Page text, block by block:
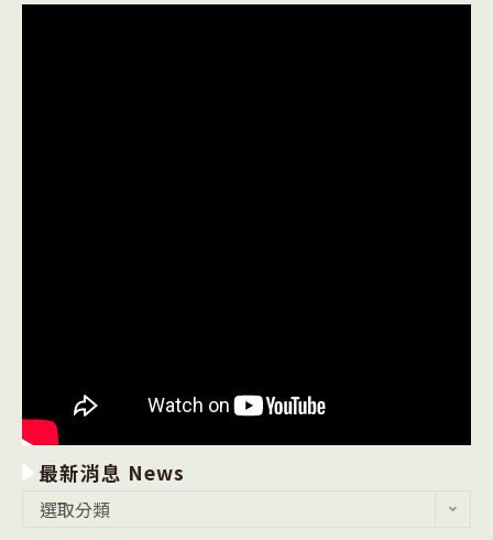
最新消息 News
選取分類